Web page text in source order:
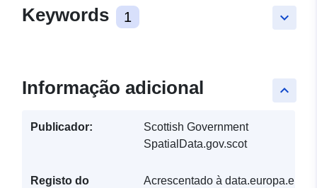
keyboard_arrow_down
Keywords 1
keyboard_arrow_up
Informação adicional
Publicador:
Scottish Government
SpatialData.gov.scot
Registo do
Acrescentado à data.europa.eu: